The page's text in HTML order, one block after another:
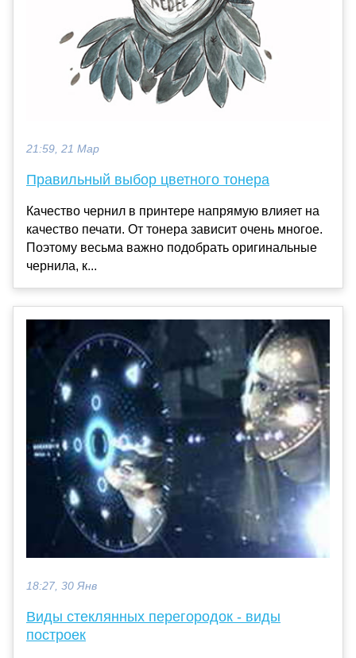
21:59, 21 Мар
Правильный выбор цветного тонера
Качество чернил в принтере напрямую влияет на
качество печати. От тонера зависит очень многое.
Поэтому весьма важно подобрать оригинальные
чернила, к...
18:27, 30 Янв
Виды стеклянных перегородок - виды
построек